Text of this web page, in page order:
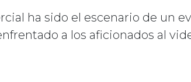
ha sido el escenario de un
a los aficionados al